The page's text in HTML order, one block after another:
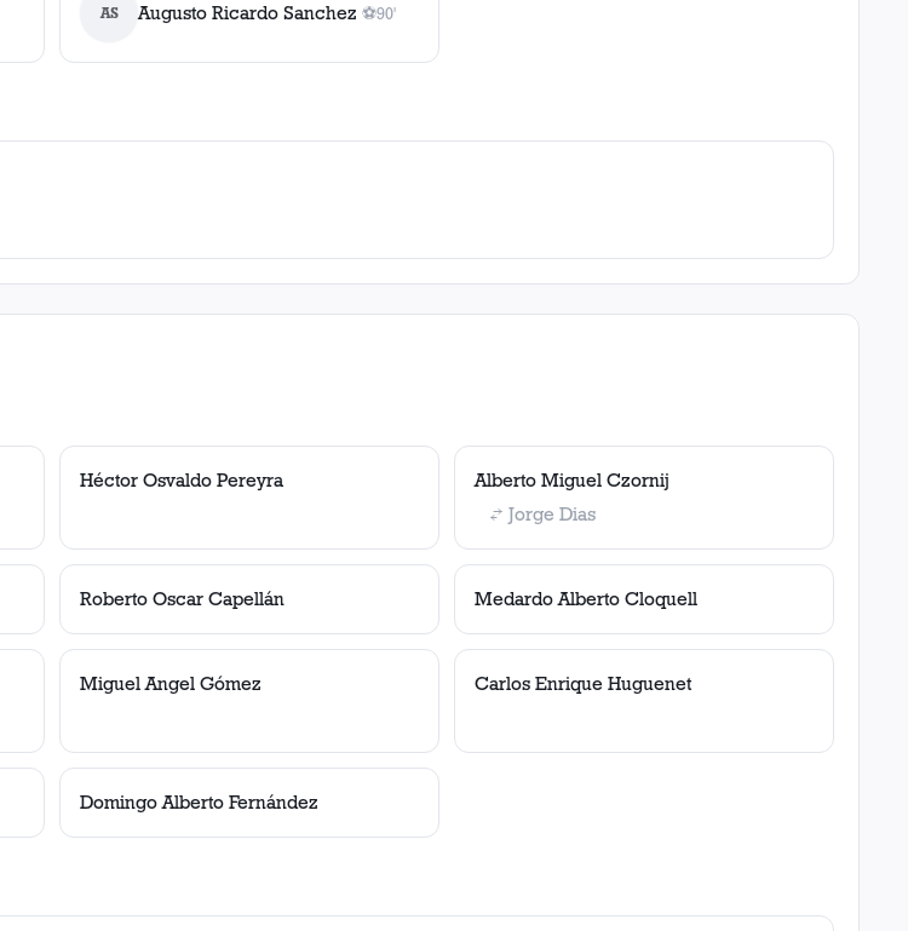
AS Augusto Ricardo Sanchez ⚽
1gol
90'
Héctor Osvaldo Pereyra
Alberto Miguel Czornij
Jorge Dias
Roberto Oscar Capellán Medardo Alberto Cloquell
Miguel Angel Gómez Carlos Enrique Huguenet
Domingo Alberto Fernández